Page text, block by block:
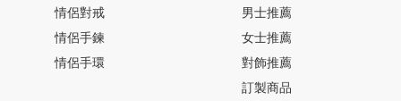
情侶對戒
情侶手鍊
情侶手環
男士推薦
女士推薦
對飾推薦
訂製商品